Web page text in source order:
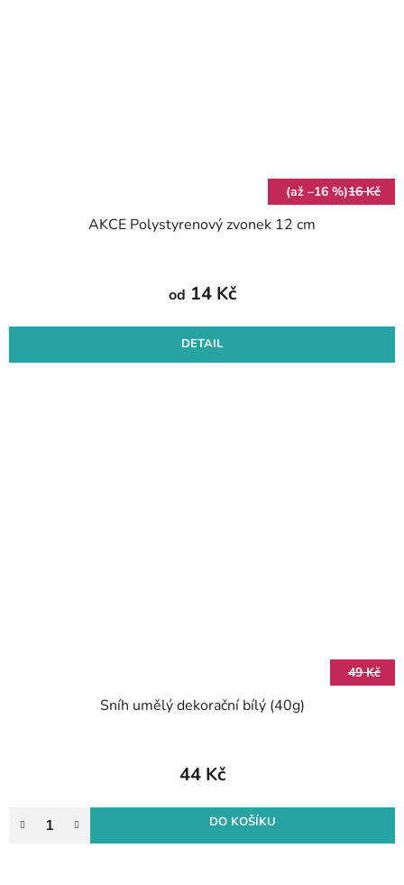
(až –16 %)16 Kč
AKCE Polystyrenový zvonek 12 cm
od 14 Kč
DETAIL
49 Kč
Sníh umělý dekorační bílý (40g)
44 Kč
DO KOŠÍKU